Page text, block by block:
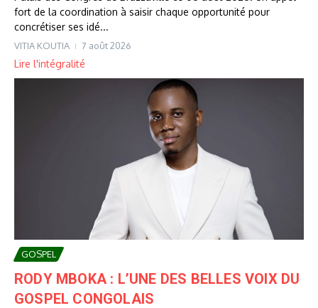
fort de la coordination à saisir chaque opportunité pour
concrétiser ses idé...
VITIA KOUTIA 7 août 2026
Lire l'intégralité
GOSPEL
RODY MBOKA : L’UNE DES BELLES VOIX DU
GOSPEL CONGOLAIS